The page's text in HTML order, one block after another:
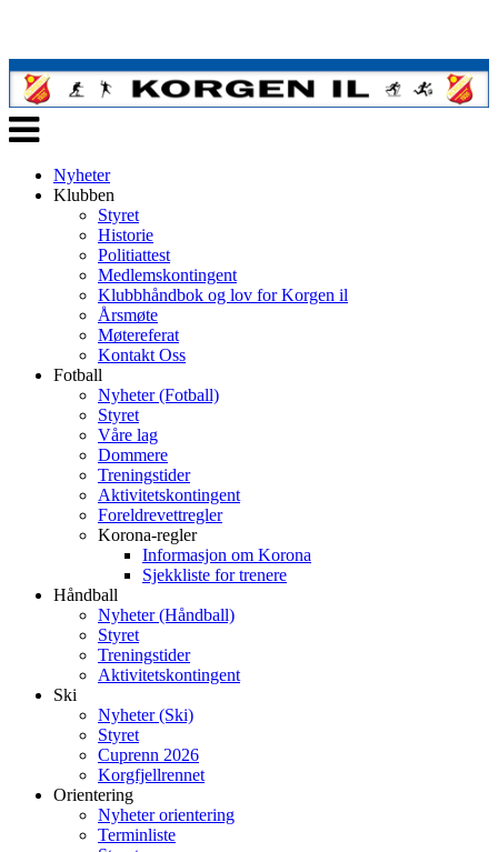
Veksle
navigasjon
Nyheter
Klubben
Styret
Historie
Politiattest
Medlemskontingent
Klubbhåndbok og lov for Korgen il
Årsmøte
Møtereferat
Kontakt Oss
Fotball
Nyheter (Fotball)
Styret
Våre lag
Dommere
Treningstider
Aktivitetskontingent
Foreldrevettregler
Korona-regler
Informasjon om Korona
Sjekkliste for trenere
Håndball
Nyheter (Håndball)
Styret
Treningstider
Aktivitetskontingent
Ski
Nyheter (Ski)
Styret
Cuprenn 2026
Korgfjellrennet
Orientering
Nyheter orientering
Terminliste